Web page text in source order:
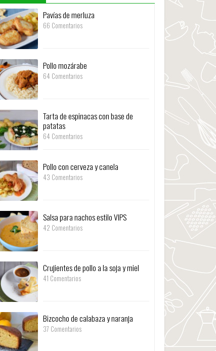
Pavías de merluza
66 Comentarios
Pollo mozárabe
64 Comentarios
Tarta de espinacas con base de
patatas
64 Comentarios
Pollo con cerveza y canela
43 Comentarios
Salsa para nachos estilo VIPS
42 Comentarios
Crujientes de pollo a la soja y miel
41 Comentarios
Bizcocho de calabaza y naranja
37 Comentarios